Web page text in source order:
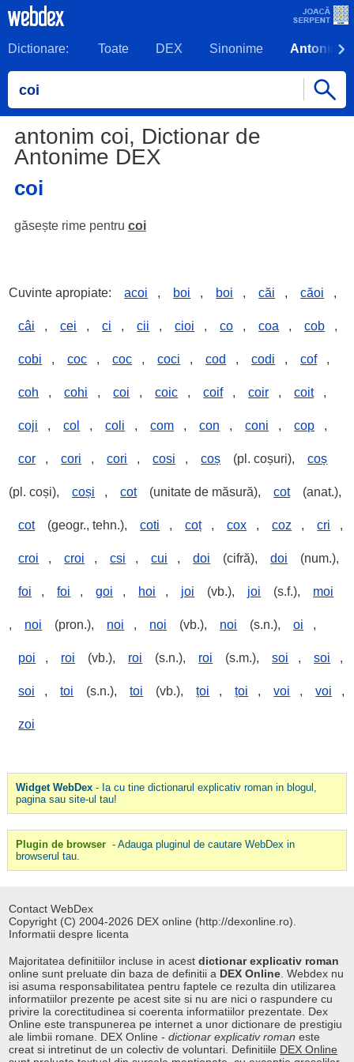
Dictionare: Toate DEX Sinonime Antonime
antonim coi, Dictionar de
Antonime DEX
coi
găsește rime pentru coi
Cuvinte apropiate: acoi , boi , boi , căi , căoi ,
câi , cei , ci , cii , cioi , co , coa , cob ,
cobi , coc , coc , coci , cod , codi , cof ,
coh , cohi , coi , coic , coif , coir , coit ,
coji , col , coli , com , con , coni , cop ,
cor , cori , cori , cosi , coș (pl. coșuri), coș
(pl. coși), coși , cot (unitate de măsură), cot (anat.),
cot (geogr., tehn.), coti , coț , cox , coz , cri ,
croi , croi , csi , cui , doi (cifră), doi (num.),
foi , foi , goi , hoi , joi (vb.), joi (s.f.), moi
, noi (pron.), noi , noi (vb.), noi (s.n.), oi ,
poi , roi (vb.), roi (s.n.), roi (s.m.), soi , soi ,
soi , toi (s.n.), toi (vb.), țoi , țoi , voi , voi ,
zoi
Widget WebDex- Ia cu tine dictionarul explicativ roman in blogul,
pagina sau site-ul tau!
Plugin de browser - Adauga pluginul de cautare WebDex in
browserul tau.
Contact WebDex
Copyright (C) 2004-2026 DEX online (http://dexonline.ro).
Informatii despre licenta
Majoritatea definitiilor incluse in acestdictionar explicativ roman
online sunt preluate din baza de definitii a DEX Online . Webdex nu
isi asuma responsabilitatea pentru faptele ce rezulta din utilizarea
informatiilor prezente pe acest site si nu are nici o raspundere cu
privire la corectitudinea si coerenta informatiilor prezentate. Dex
Online este transpunerea pe internet a unor dictionare de prestigiu
ale limbii romane. DEX Online -dictionar explicativ roman este
creat si intretinut de un colectiv de voluntari. Definitiile DEX Online